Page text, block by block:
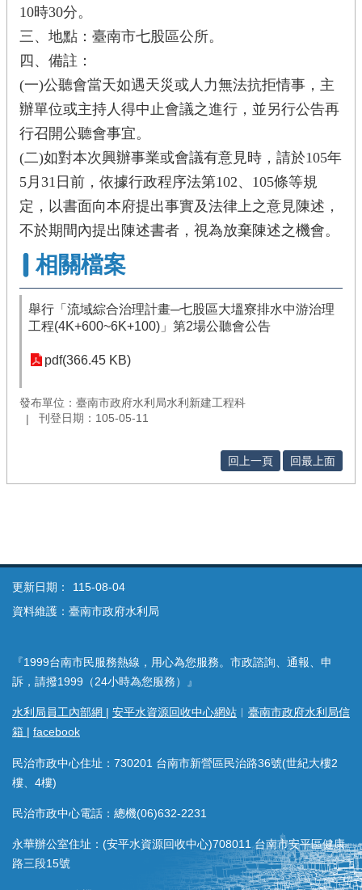
10時30分。
三、地點：臺南市七股區公所。
四、備註：
(一)公聽會當天如遇天災或人力無法抗拒情事，主
辦單位或主持人得中止會議之進行，並另行公告再
行召開公聽會事宜。
(二)如對本次興辦事業或會議有意見時，請於105年
5月31日前，依據行政程序法第102、105條等規
定，以書面向本府提出事實及法律上之意見陳述，
不於期間內提出陳述書者，視為放棄陳述之機會。
相關檔案
舉行「流域綜合治理計畫─七股區大塭寮排水中游治理
工程(4K+600~6K+100)」第2場公聽會公告
pdf(366.45 KB)
發布單位：臺南市政府水利局水利新建工程科
刊登日期：105-05-11
回上一頁 回最上面
更新日期：
115-08-04
資料維護：臺南市政府水利局
『1999台南市民服務熱線，用心為您服務。市政諮詢、通報、申
訴，請撥1999（24小時為您服務）』
水利局員工內部網 | 安平水資源回收中心網站 ︱ 臺南市政府水利局信
箱 | facebook
民治市政中心住址：730201 台南市新營區民治路36號(世紀大樓2
樓、4樓)
民治市政中心電話：總機(06)632-2231
永華辦公室住址：(安平水資源回收中心)708011 台南市安平區健康
路三段15號